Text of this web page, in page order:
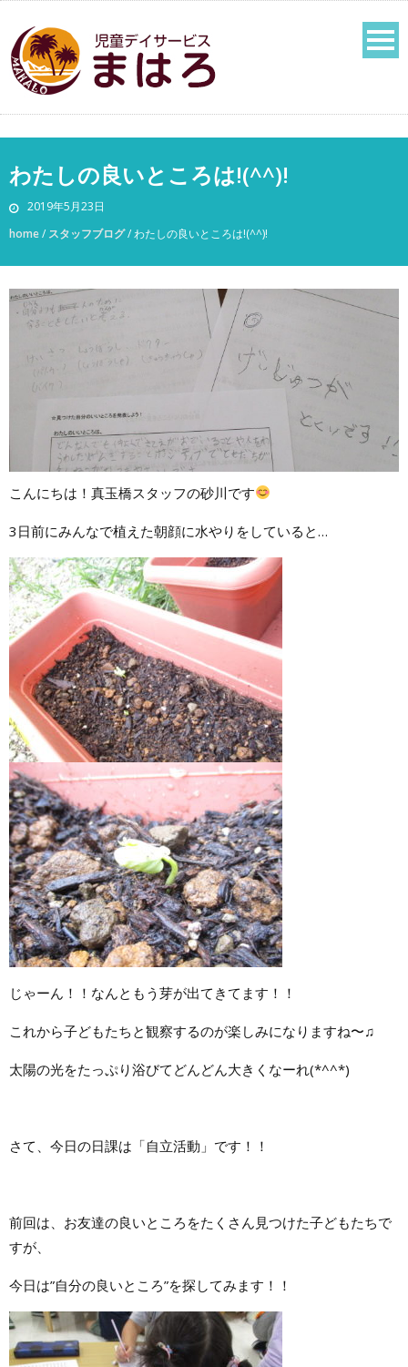
わたしの良いところは!(^^)!
2019年5月23日
home/ スタッフブログ/わたしの良いところは!(^^)!
こんにちは！真玉橋スタッフの砂川です
3日前にみんなで植えた朝顔に水やりをしていると…
じゃーん！！なんともう芽が出てきてます！！
これから子どもたちと観察するのが楽しみになりますね〜♫
太陽の光をたっぷり浴びてどんどん大きくなーれ(*^^*)
さて、今日の日課は「自立活動」です！！
前回は、お友達の良いところをたくさん見つけた子どもたちで
すが、
今日は”自分の良いところ”を探してみます！！